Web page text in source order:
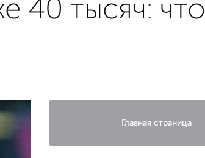
40 тысяч: что
Главная страница